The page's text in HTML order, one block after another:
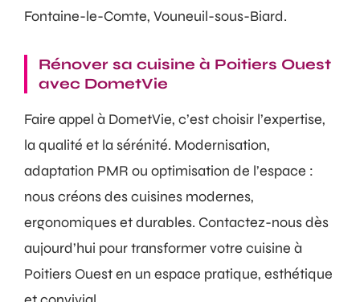
Fontaine-le-Comte, Vouneuil-sous-Biard.
Rénover sa cuisine à Poitiers Ouest
avec DometVie
Faire appel à DometVie, c’est choisir l’expertise,
la qualité et la sérénité. Modernisation,
adaptation PMR ou optimisation de l’espace :
nous créons des cuisines modernes,
ergonomiques et durables. Contactez-nous dès
aujourd’hui pour transformer votre cuisine à
Poitiers Ouest en un espace pratique, esthétique